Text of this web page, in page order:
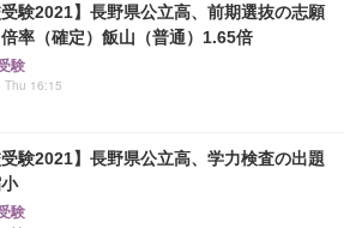
受験2021】長野県公立高、前期選抜の志願
率（確定）飯山（普通）1.65倍
験
Thu 16:15
受験2021】長野県公立高、学力検査の出題
験